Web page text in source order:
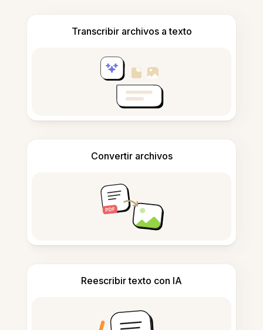
Transcribir archivos a texto
Convertir archivos
Reescribir texto con IA